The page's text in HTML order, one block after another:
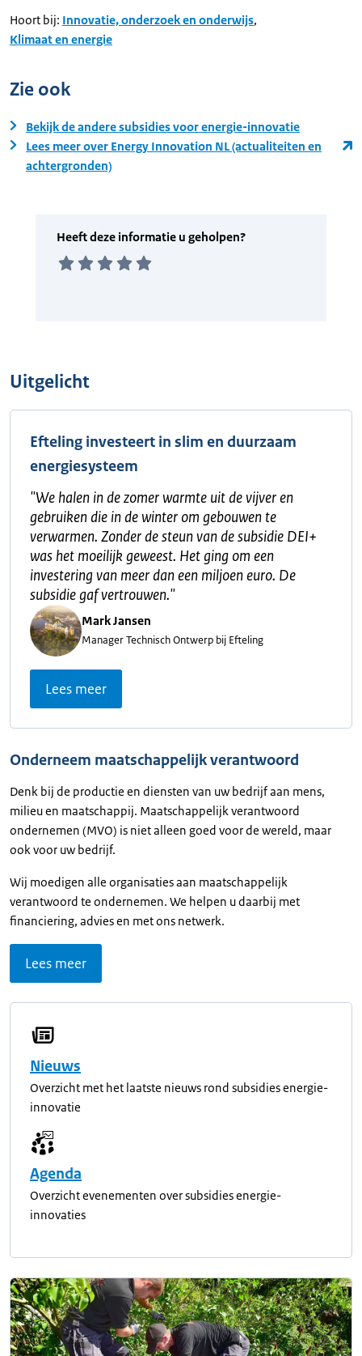
Hoort bij: Innovatie, onderzoek en onderwijs,
Klimaat en energie
Zie ook
Bekijk de andere subsidies voor energie-innovatie
Lees meer over Energy Innovation NL (actualiteiten en
achtergronden)
Uitgelicht
Efteling investeert in slim en duurzaam
energiesysteem
"We halen in de zomer warmte uit de vijver en
gebruiken die in de winter om gebouwen te
verwarmen. Zonder de steun van de subsidie DEI+
was het moeilijk geweest. Het ging om een
investering van meer dan een miljoen euro. De
subsidie gaf vertrouwen."
Mark Jansen
Manager Technisch Ontwerp bij Efteling
Lees meer
Onderneem maatschappelijk verantwoord
Denk bij de productie en diensten van uw bedrijf aan mens,
milieu en maatschappij. Maatschappelijk verantwoord
ondernemen (MVO) is niet alleen goed voor de wereld, maar
ook voor uw bedrijf.
Wij moedigen alle organisaties aan maatschappelijk
verantwoord te ondernemen. We helpen u daarbij met
financiering, advies en met ons netwerk.
Lees meer
Nieuws
Overzicht met het laatste nieuws rond subsidies energie-
innovatie
Agenda
Overzicht evenementen over subsidies energie-
innovaties